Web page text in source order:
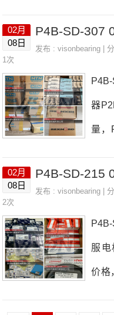
629
SS
参数
E-
02月
08日
发布 :visonbearing |
1次
器
量，
FC-
承
02月
08日
发布 :visonbearing |
2次
服电
价格